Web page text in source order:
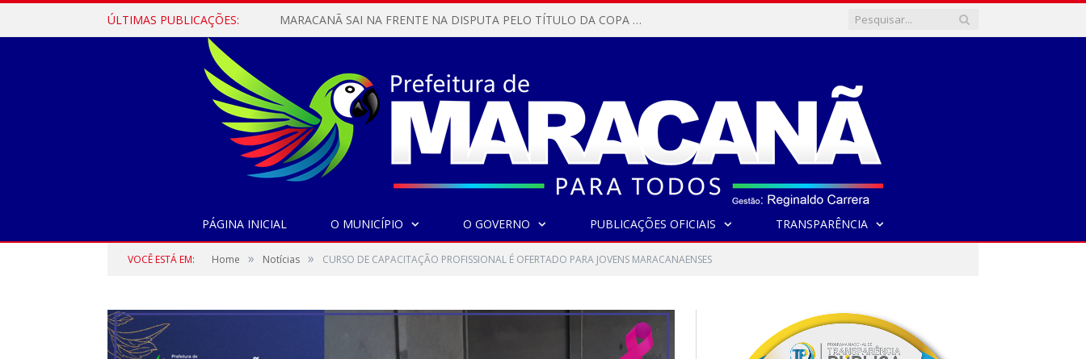
ÚLTIMAS PUBLICAÇÕES: MARACANÃ SAI NA FRENTE NA DISPUTA PELO TÍTULO DA COPA PARÁ SUB-17!
PÁGINA INICIAL O MUNICÍPIO O GOVERNO PUBLICAÇÕES OFICIAIS TRANSPARÊNCIA
VOCÊ ESTÁ EM: Home » Notícias » CURSO DE CAPACITAÇÃO PROFISSIONAL É OFERTADO PARA JOVENS MARACANAENSES